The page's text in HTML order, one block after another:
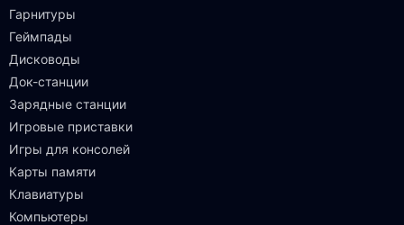
Гарнитуры
Геймпады
Дисководы
Док-станции
Зарядные станции
Игровые приставки
Игры для консолей
Карты памяти
Клавиатуры
Компьютеры